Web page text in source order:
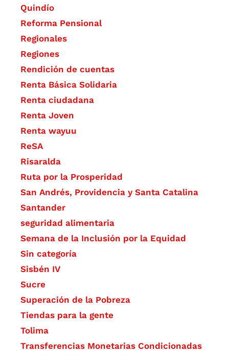
Quindío
Reforma Pensional
Regionales
Regiones
Rendición de cuentas
Renta Básica Solidaria
Renta ciudadana
Renta Joven
Renta wayuu
ReSA
Risaralda
Ruta por la Prosperidad
San Andrés, Providencia y Santa Catalina
Santander
seguridad alimentaria
Semana de la Inclusión por la Equidad
Sin categoría
Sisbén IV
Sucre
Superación de la Pobreza
Tiendas para la gente
Tolima
Transferencias Monetarias Condicionadas